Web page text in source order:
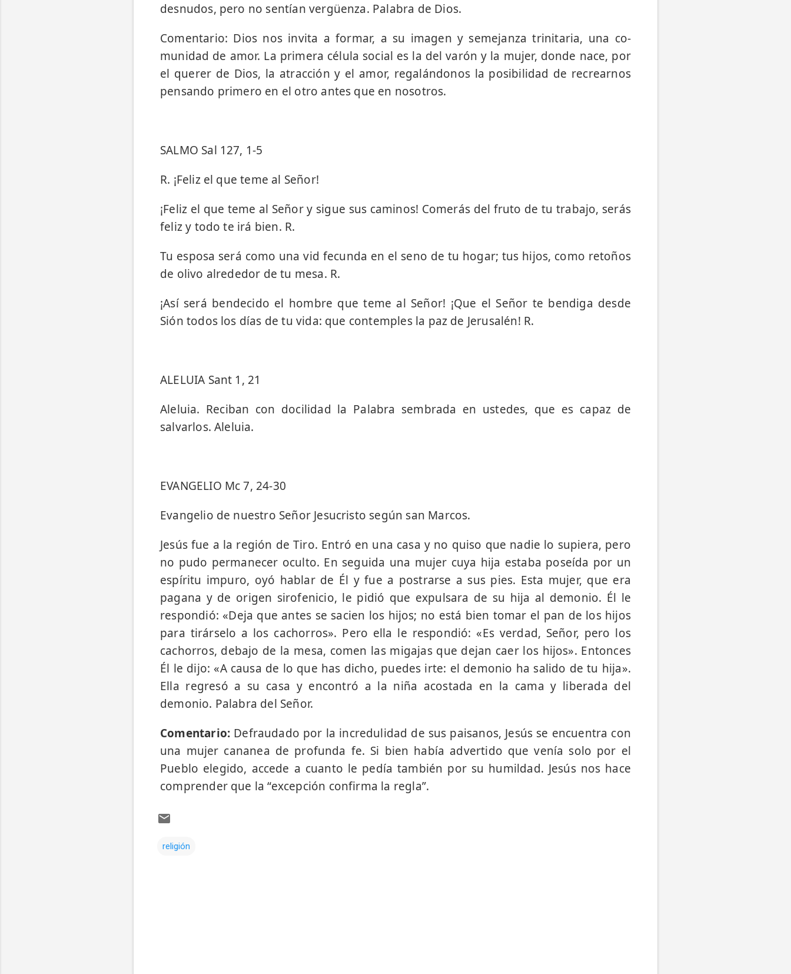
desnudos, pero no sentían vergüenza. Palabra de Dios.
Comentario: Dios nos invita a formar, a su imagen y semejanza trinitaria, una co­
munidad de amor. La primera célula social es la del varón y la mujer, donde nace, por
el querer de Dios, la atracción y el amor, regalándonos la posibilidad de recrearnos
pensando primero en el otro antes que en nosotros.
SALMO Sal 127, 1-5
R. ¡Feliz el que teme al Señor!
¡Feliz el que teme al Señor y sigue sus caminos! Comerás del fruto de tu trabajo, serás
feliz y todo te irá bien. R.
Tu esposa será como una vid fecun­da en el seno de tu hogar; tus hijos, como retoños
de olivo alrededor de tu mesa. R.
¡Así será bendecido el hombre que teme al Señor! ¡Que el Señor te bendiga desde
Sión todos los días de tu vida: que contemples la paz de Jerusalén! R.
ALELUIA Sant 1, 21
Aleluia. Reciban con docilidad la Palabra sembrada en ustedes, que es capaz de
salvarlos. Aleluia.
EVANGELIO Mc 7, 24-30
Evangelio de nuestro Señor Jesucristo según san Marcos.
Jesús fue a la región de Tiro. Entró en una casa y no quiso que nadie lo supiera, pero
no pudo permanecer oculto. En seguida una mujer cuya hija estaba poseída por un
espíritu impuro, oyó hablar de Él y fue a postrarse a sus pies. Esta mujer, que era
pagana y de origen sirofenicio, le pidió que expulsara de su hija al demonio. Él le
respondió: «Deja que antes se sacien los hijos; no está bien tomar el pan de los hijos
para tirárselo a los cachorros». Pero ella le respondió: «Es verdad, Señor, pero los
cachorros, debajo de la mesa, comen las migajas que dejan caer los hijos». Entonces
Él le dijo: «A causa de lo que has dicho, puedes irte: el demonio ha salido de tu hija».
Ella regresó a su casa y encontró a la niña acostada en la cama y liberada del
demonio. Palabra del Señor.
Comentario: Defraudado por la incredu­lidad de sus paisanos, Jesús se encuentra con
una mujer cananea de profunda fe. Si bien había advertido que venía solo por el
Pueblo elegido, accede a cuanto le pedía también por su humildad. Jesús nos hace
comprender que la “excepción confirma la regla”.
religión